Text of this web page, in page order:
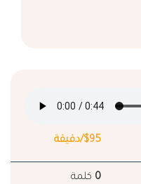
$95/دقيقة
0 كلمة